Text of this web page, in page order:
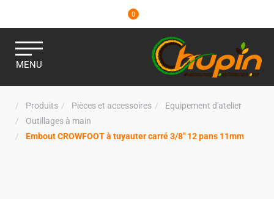
0
MENU
Produits Pièces et accessoires
Equipement d'atelier
Outillages à main
Embout CROWFOOT à tuyauter carré 3/8" 12 pans 11mm